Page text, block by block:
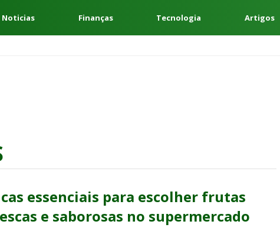
Finanças Tecnologia Artigos
essenciais para escolher frutas
e saborosas no supermercado